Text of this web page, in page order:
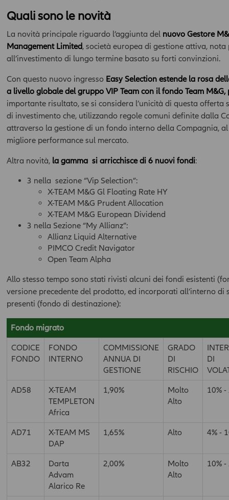
Quali sono le novità
La novità principale riguardo l’aggiunta del nuovo Gestore
Management Limited, società europea di gestione attiva,
all’investimento di lungo termine basato su forti convinzioni.
Con questo nuovo ingresso Easy Selection estende la rosa
a livello globale del gruppo VIP Team con il fondo Team M&G,
importante risultato, se si considera l’unicità di questa offerta
di investimento che, utilizzando regole comuni definite dalla
attraverso la gestione di un fondo interno della Compagnia,
migliore performance sul mercato.
Altra novità, la gamma si arricchisce di 6 nuovi fondi:
3 nella sezione “Vip Selection”:
X-TEAM M&G Gl Floating Rate HY
X-TEAM M&G Prudent Allocation
X-TEAM M&G European Dividend
3 nella Sezione “My Allianz”:
Allianz Liquid Alternative
PIMCO Credit Navigator
Open Team Alpha
Allo stesso tempo sono stati rivisti alcuni dei fondi esistenti
versione precedente del prodotto, ed incorporati all’interno di
presenti (fondo di destinazione):
Fondo migrato
CODICE
FONDO
FONDO
INTERNO
COMMISSIONE
ANNUA DI
GESTIONE
GRADO
DI
RISCHIO
DI
AD58
X-TEAM
TEMPLETON
Africa
1,90%
Molto
Alto
10% -
AD71
X-TEAM MS
DAP
1,65% Alto 4% -
AB32
Darta
Advam
Alarico Re
2,00%
Molto
Alto
10% -